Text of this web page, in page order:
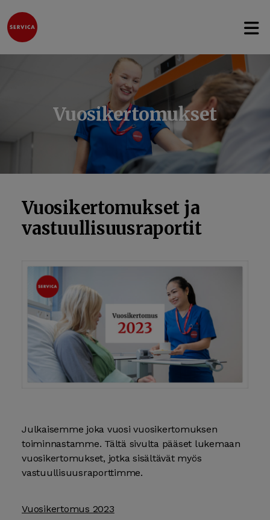
Avaa
Vuosikertomukset
Vuosikertomukset ja
vastuullisuusraportit
Julkaisemme joka vuosi vuosikertomuksen
toiminnastamme. Tältä sivulta pääset lukemaan
vuosikertomukset, jotka sisältävät myös
vastuullisuusraporttimme.
Vuosikertomus 2023